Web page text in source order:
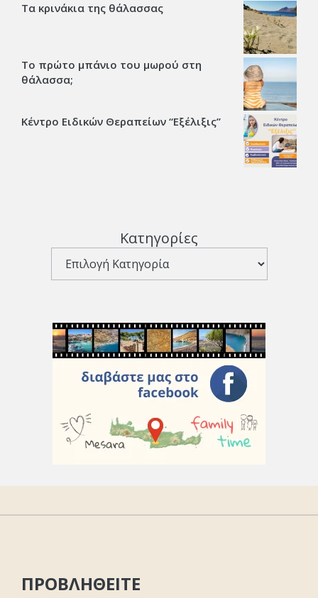
Τα κρινάκια της θάλασσας
Το πρώτο μπάνιο του μωρού στη
θάλασσα;
Κέντρο Ειδικών Θεραπείων “Εξέλιξις’’
Κατηγορίες
ΠΡΟΒΛΗΘΕΙΤΕ